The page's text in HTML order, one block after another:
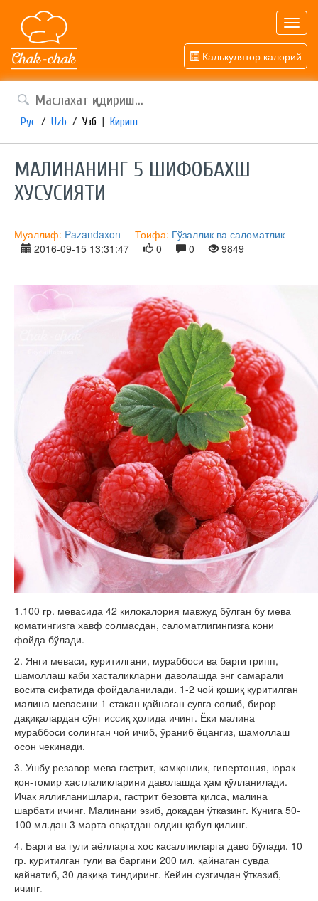
Калькулятор калорий
Рус / Uzb / Узб | Кириш
МАЛИНАНИНГ 5 ШИФОБАХШ
ХУСУСИЯТИ
Муаллиф: Pazandaxon Тоифа: Гўзаллик ва саломатлик
2016-09-15 13:31:47
0 0 9849
1.100 гр. мевасида 42 килокалория мавжуд бўлган бу мева
қоматингизга хавф солмасдан, саломатлигингизга кони
фойда бўлади.
2. Янги меваси, қуритилгани, мураббоси ва барги грипп,
шамоллаш каби хасталикларни даволашда энг самарали
восита сифатида фойдаланилади. 1-2 чой қошиқ қуритилган
малина мевасини 1 стакан қайнаган сувга солиб, бирор
дақиқалардан сўнг иссиқ ҳолида ичинг. Ёки малина
мураббоси солинган чой ичиб, ўраниб ёцангиз, шамоллаш
осон чекинади.
3. Ушбу резавор мева гастрит, камқонлик, гипертония, юрак
қон-томир хастлаликларини даволашда ҳам қўлланилади.
Ичак яллиғланишлари, гастрит безовта қилса, малина
шарбати ичинг. Малинани эзиб, докадан ўтказинг. Кунига 50-
100 мл.дан 3 марта овқатдан олдин қабул қилинг.
4. Барги ва гули аёлларга хос касалликларга даво бўлади. 10
гр. қуритилган гули ва баргини 200 мл. қайнаган сувда
қайнатиб, 30 дақиқа тиндиринг. Кейин сузгичдан ўтказиб,
ичинг.